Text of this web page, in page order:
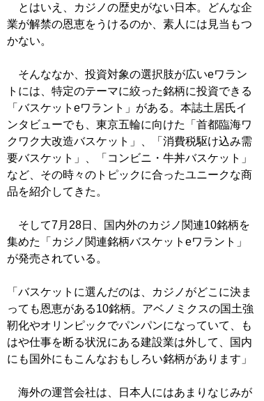
とはいえ、カジノの歴史がない日本。どんな企
業が解禁の恩恵をうけるのか、素人には見当もつ
かない。
そんななか、投資対象の選択肢が広いeワラン
トには、特定のテーマに絞った銘柄に投資できる
「バスケットeワラント」がある。本誌土居氏イ
ンタビューでも、東京五輪に向けた「首都臨海ワ
クワク大改造バスケット」、「消費税駆け込み需
要バスケット」、「コンビニ・牛丼バスケット」
など、その時々のトピックに合ったユニークな商
品を紹介してきた。
そして7月28日、国内外のカジノ関連10銘柄を
集めた「カジノ関連銘柄バスケットeワラント」
が発売されている。
「バスケットに選んだのは、カジノがどこに決ま
っても恩恵がある10銘柄。アベノミクスの国土強
靭化やオリンピックでパンパンになっていて、も
はや仕事を断る状況にある建設業は外して、国内
にも国外にもこんなおもしろい銘柄があります」
海外の運営会社は、日本人にはあまりなじみが